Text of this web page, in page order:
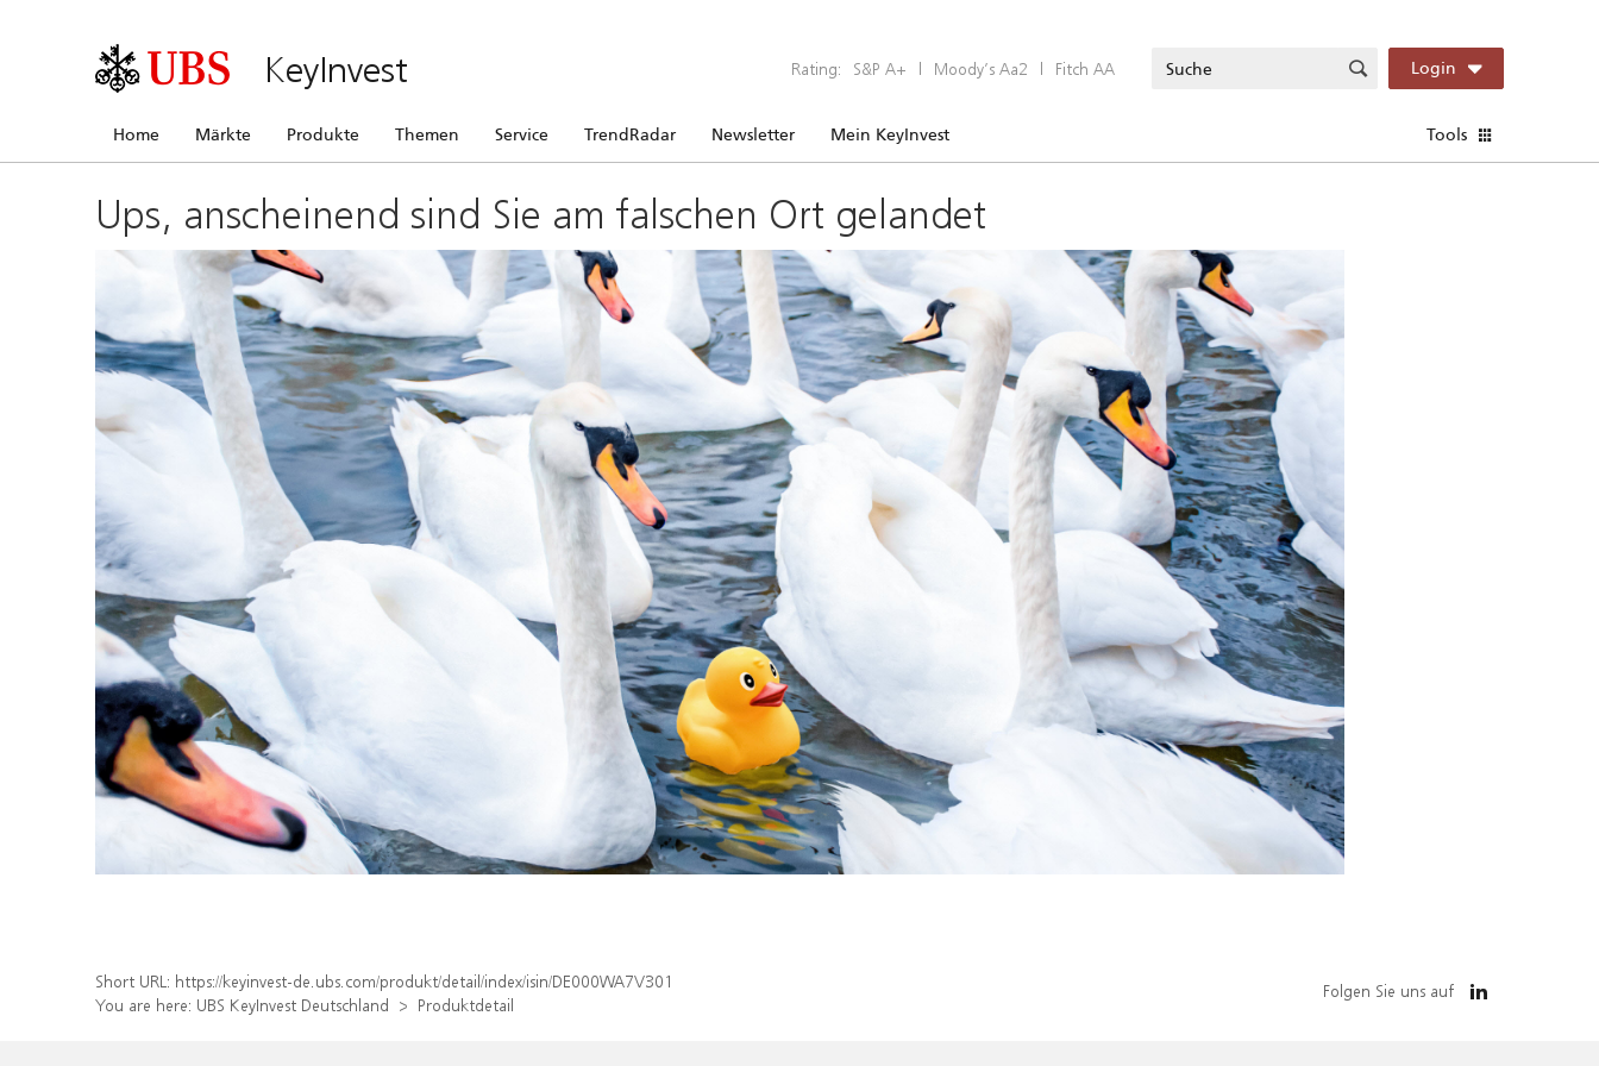
KeyInvest Rating: S&P A+ | Moody’s Aa2 | Fitch AA Login
Home Märkte Produkte Themen Service TrendRadar Newsletter Mein KeyInvest Tools
Ups, anscheinend sind Sie am falschen Ort gelandet
Short URL: https://keyinvest-de.ubs.com/produkt/detail/index/isin/DE000WA7V301
You are here: UBS KeyInvest Deutschland Produktdetail
Folgen Sie uns auf